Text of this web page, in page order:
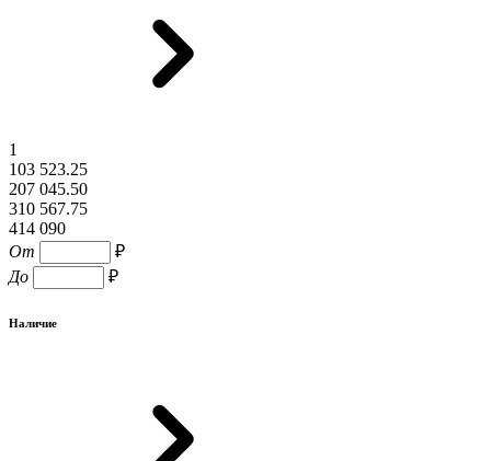
1
103 523.25
207 045.50
310 567.75
414 090
От
₽
До
₽
Наличие